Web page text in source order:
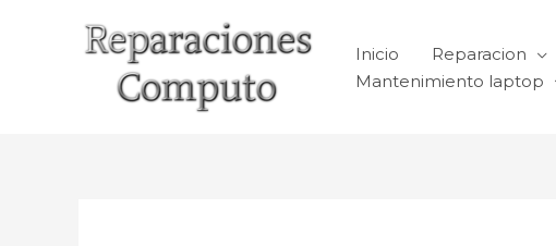
Inicio Reparacion
Mantenimiento laptop